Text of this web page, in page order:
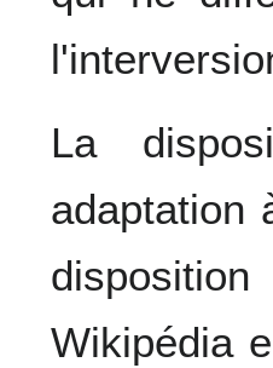
La
adaptation
Wikipédia